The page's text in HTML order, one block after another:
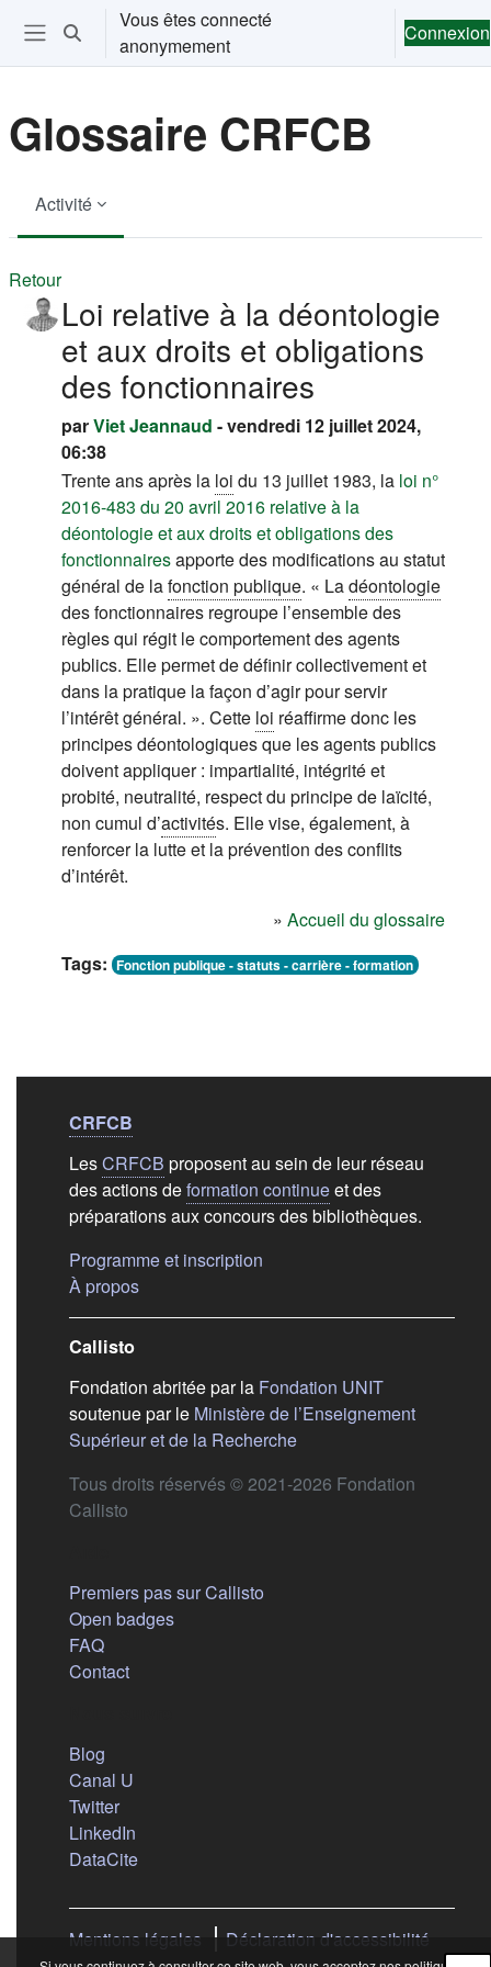
Passer au contenu principal
Ouvrir le menu de navigation
Activer/désactiver la saisie de recherche
Vous êtes connecté
anonymement
Connexion
Glossaire CRFCB
Activité
Retour
Loi relative à la déontologie
et aux droits et obligations
des fonctionnaires
parViet Jeannaud - vendredi 12 juillet 2024,
06:38
Trente ans après la loi du 13 juillet 1983, la loi n°
2016-483 du 20 avril 2016 relative à la
déontologie et aux droits et obligations des
fonctionnaires(s'ouvre dans un nouvel onglet)
apporte des modifications au statut
général de lafonction publique. « Ladéontologie
des fonctionnaires regroupe l’ensemble des
règles qui régit le comportement des agents
publics. Elle permet de définir collectivement et
dans la pratique la façon d’agir pour servir
l’intérêt général. ». Cette loi réaffirme donc les
principes déontologiques que les agents publics
doivent appliquer : impartialité, intégrité et
probité, neutralité, respect du principe de laïcité,
non cumul d’activités. Elle vise, également, à
renforcer la lutte et la prévention des conflits
d’intérêt.
» Accueil du glossaire
Tags: Fonction publique - statuts - carrière - formation
Liens de bas de
CRFCB
LesCRFCB proposent au sein de leur réseau
des actions deformation continueet des
préparations aux concours des bibliothèques.
Programme et inscription
À propos(s'ouvre dans un nouvel onglet)
Callisto
Fondation abritée par la Fondation UNIT(s'ouvre
soutenue par le Ministère de l’Enseignement
Supérieur et de la Recherche(s'ouvre dans un nouvel
Tous droits réservés © 2021-2026 Fondation
Callisto
Premiers pas sur Callisto
Open badges
FAQ
Contact
Blog
Canal U
Twitter(s'ouvre dans un nouvel onglet)
LinkedIn
DataCite(s'ouvre dans un nouvel onglet)
Mentions légales Déclaration d'accessibilité